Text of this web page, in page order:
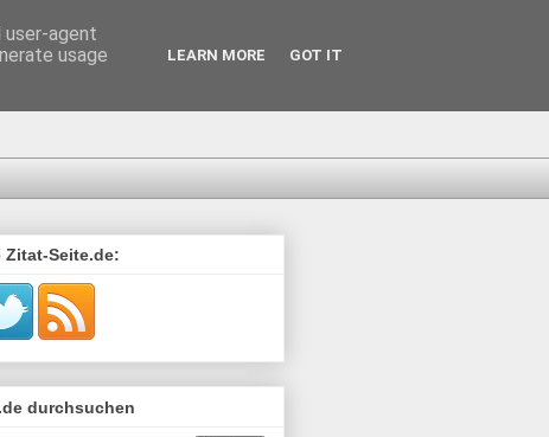
Zitat-Seite.de:
durchsuchen
user-agent
usage
LEARN MORE GOT IT